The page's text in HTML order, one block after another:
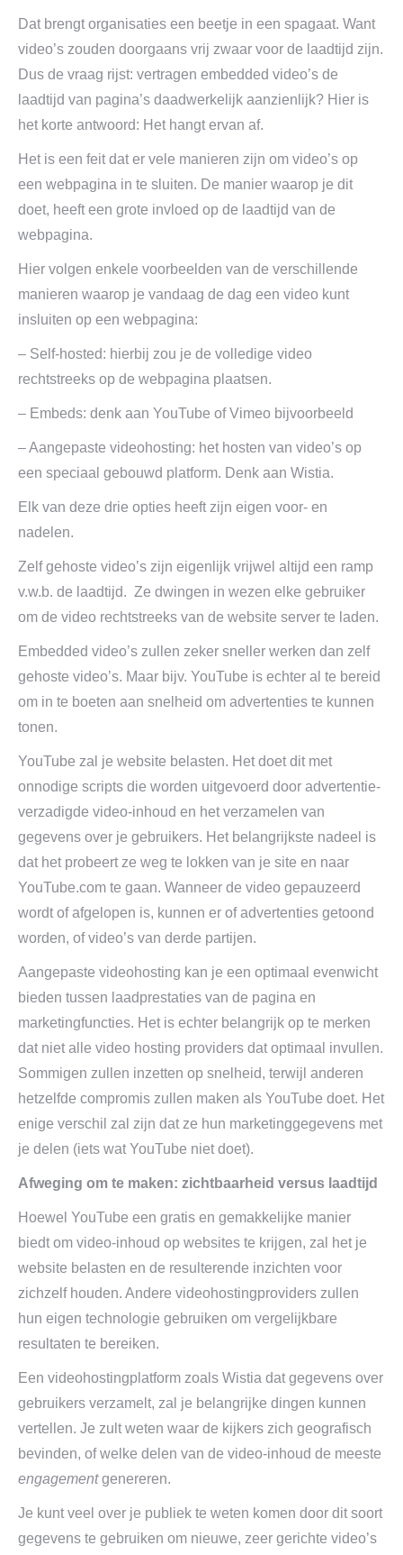
Dat brengt organisaties een beetje in een spagaat. Want
video’s zouden doorgaans vrij zwaar voor de laadtijd zijn.
Dus de vraag rijst: vertragen embedded video’s de
laadtijd van pagina’s daadwerkelijk aanzienlijk? Hier is
het korte antwoord: Het hangt ervan af.
Het is een feit dat er vele manieren zijn om video’s op
een webpagina in te sluiten. De manier waarop je dit
doet, heeft een grote invloed op de laadtijd van de
webpagina.
Hier volgen enkele voorbeelden van de verschillende
manieren waarop je vandaag de dag een video kunt
insluiten op een webpagina:
– Self-hosted: hierbij zou je de volledige video
rechtstreeks op de webpagina plaatsen.
– Embeds: denk aan YouTube of Vimeo bijvoorbeeld
– Aangepaste videohosting: het hosten van video’s op
een speciaal gebouwd platform. Denk aan Wistia.
Elk van deze drie opties heeft zijn eigen voor- en
nadelen.
Zelf gehoste video’s zijn eigenlijk vrijwel altijd een ramp
v.w.b. de laadtijd. Ze dwingen in wezen elke gebruiker
om de video rechtstreeks van de website server te laden.
Embedded video’s zullen zeker sneller werken dan zelf
gehoste video’s. Maar bijv. YouTube is echter al te bereid
om in te boeten aan snelheid om advertenties te kunnen
tonen.
YouTube zal je website belasten. Het doet dit met
onnodige scripts die worden uitgevoerd door advertentie-
verzadigde video-inhoud en het verzamelen van
gegevens over je gebruikers. Het belangrijkste nadeel is
dat het probeert ze weg te lokken van je site en naar
YouTube.com te gaan. Wanneer de video gepauzeerd
wordt of afgelopen is, kunnen er of advertenties getoond
worden, of video’s van derde partijen.
Aangepaste videohosting kan je een optimaal evenwicht
bieden tussen laadprestaties van de pagina en
marketingfuncties. Het is echter belangrijk op te merken
dat niet alle video hosting providers dat optimaal invullen.
Sommigen zullen inzetten op snelheid, terwijl anderen
hetzelfde compromis zullen maken als YouTube doet. Het
enige verschil zal zijn dat ze hun marketinggegevens met
je delen (iets wat YouTube niet doet).
Afweging om te maken: zichtbaarheid versus laadtijd
Hoewel YouTube een gratis en gemakkelijke manier
biedt om video-inhoud op websites te krijgen, zal het je
website belasten en de resulterende inzichten voor
zichzelf houden. Andere videohostingproviders zullen
hun eigen technologie gebruiken om vergelijkbare
resultaten te bereiken.
Een videohostingplatform zoals Wistia dat gegevens over
gebruikers verzamelt, zal je belangrijke dingen kunnen
vertellen. Je zult weten waar de kijkers zich geografisch
bevinden, of welke delen van de video-inhoud de meeste
engagementgenereren.
Je kunt veel over je publiek te weten komen door dit soort
gegevens te gebruiken om nieuwe, zeer gerichte video’s